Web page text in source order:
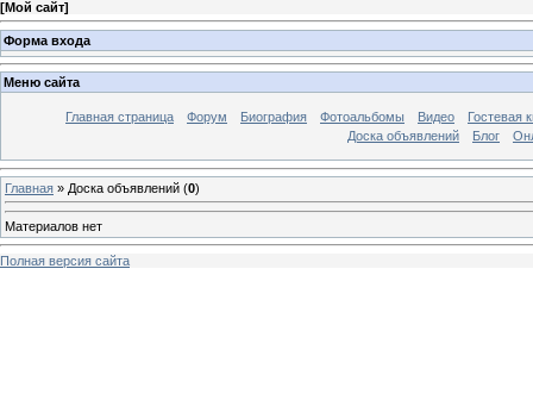
[Мой сайт]
Форма входа
Меню сайта
Главная страница Форум Биография Фотоальбомы Видео
Гостевая
Доска объявлений
Блог
Главная » Доска объявлений (0)
Материалов нет
Полная версия сайта